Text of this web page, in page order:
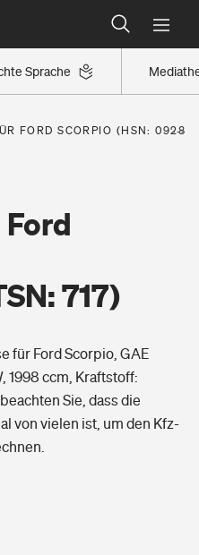
Sprache
finden
eingestuft
finden
FORD SCORPIO (HSN: 0928,
717)
für Ford Scorpio, GAE
1998 ccm, Kraftstoff:
Sie, dass die
von vielen ist, um den Kfz-